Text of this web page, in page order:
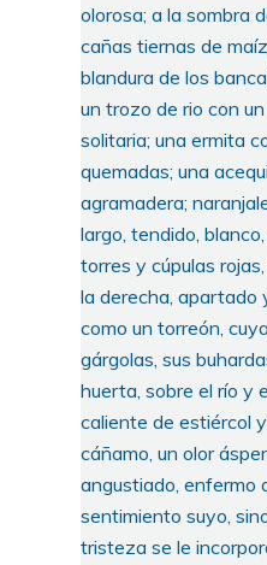
olorosa; a la sombra
cañas tiernas de
blandura de los
un trozo de rio con
solitaria; una ermita
quemadas; una
agramadera;
largo, tendido,
torres y cúpulas
la derecha, apartado
como un torreón,
gárgolas, sus
huerta, sobre el río y
caliente de estiércol
cáñamo, un olor
angustiado, enfermo
sentimiento suyo,
tristeza se le